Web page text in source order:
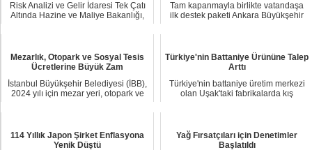
Risk Analizi ve Gelir İdaresi Tek Çatı
Altında Hazine ve Maliye Bakanlığı,
Tam kapanmayla birlikte vatandaşa
ilk destek paketi Ankara Büyükşehir
Mezarlık, Otopark ve Sosyal Tesis
Ücretlerine Büyük Zam
İstanbul Büyükşehir Belediyesi (İBB),
2024 yılı için mezar yeri, otopark ve
Türkiye'nin Battaniye Ürününe Talep
Arttı
Türkiye'nin battaniye üretim merkezi
olan Uşak'taki fabrikalarda kış
114 Yıllık Japon Şirket Enflasyona
Yenik Düştü
Yağ Fırsatçıları için Denetimler
Başlatıldı